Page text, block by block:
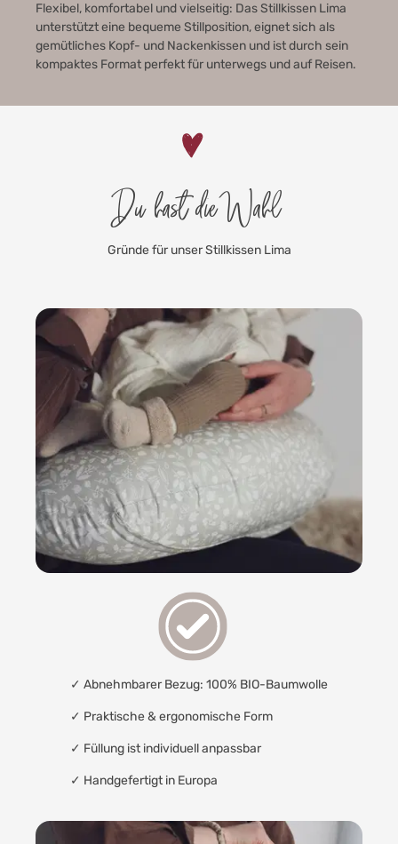
Flexibel, komfortabel und vielseitig: Das Stillkissen Lima
unterstützt eine bequeme Stillposition, eignet sich als
gemütliches Kopf- und Nackenkissen und ist durch sein
kompaktes Format perfekt für unterwegs und auf Reisen.
Du hast die Wahl
Gründe für unser Stillkissen Lima
✓ Abnehmbarer Bezug: 100% BIO-Baumwolle
✓ Praktische & ergonomische Form
✓ Füllung ist individuell anpassbar
✓ Handgefertigt in Europa